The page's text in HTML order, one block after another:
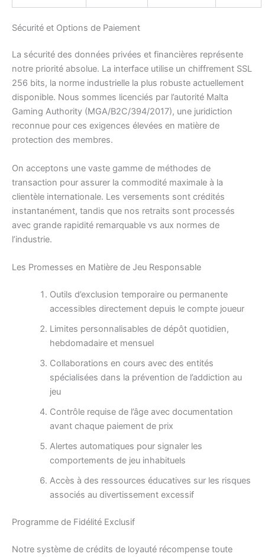
Sécurité et Options de Paiement
La sécurité des données privées et financières représente
notre priorité absolue. La interface utilise un chiffrement SSL
256 bits, la norme industrielle la plus robuste actuellement
disponible. Nous sommes licenciés par l’autorité Malta
Gaming Authority (MGA/B2C/394/2017), une juridiction
reconnue pour ces exigences élevées en matière de
protection des membres.
On acceptons une vaste gamme de méthodes de
transaction pour assurer la commodité maximale à la
clientèle internationale. Les versements sont crédités
instantanément, tandis que nos retraits sont processés
avec grande rapidité remarquable vs aux normes de
l’industrie.
Les Promesses en Matière de Jeu Responsable
Outils d’exclusion temporaire ou permanente
accessibles directement depuis le compte joueur
Limites personnalisables de dépôt quotidien,
hebdomadaire et mensuel
Collaborations en cours avec des entités
spécialisées dans la prévention de l’addiction au
jeu
Contrôle requise de l’âge avec documentation
avant chaque paiement de prix
Alertes automatiques pour signaler les
comportements de jeu inhabituels
Accès à des ressources éducatives sur les risques
associés au divertissement excessif
Programme de Fidélité Exclusif
Notre système de crédits de loyauté récompense toute